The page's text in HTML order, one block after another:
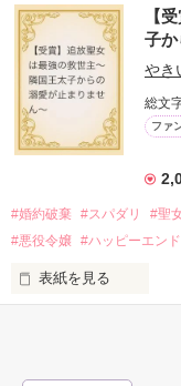
＼異世界ラブコメ×
「いやっほぉぉおお
バンジーした侯爵令
甘いマスクの公爵様の
「ど、どいてぇぇぇ
「…は？」
リリィ・ロゼッタ侯爵
【
子
やき
総文
ファ
#婚約破棄 #スパダリ #聖
#悪役令嬢 #ハッピーエンド
表紙を見る